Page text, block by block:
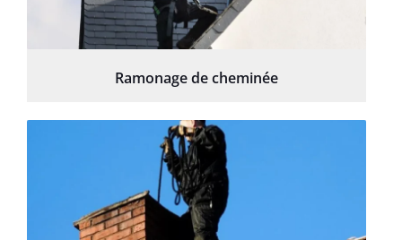
Ramonage de cheminée